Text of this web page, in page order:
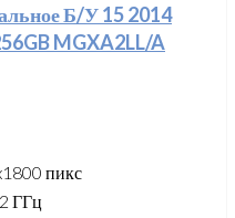
Б/У 15 2014
MGXA2LL/A
пикс
ГГц